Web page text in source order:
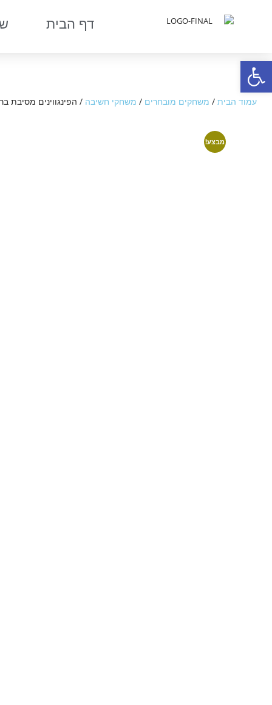
פתח סרגל נגישות
דף הבית
עמוד הבית / משחקים מובחרים / משחקי חשיבה / הפינגווינים מסיבת
מבצע!